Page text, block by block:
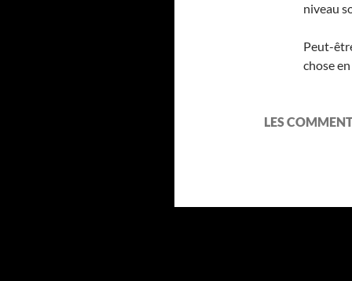
niveau
Peut-
chose
LES